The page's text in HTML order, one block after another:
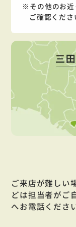
その他のお
ご確認くださ
ご来店が難しい
どは担当者がご
へお電話くださ